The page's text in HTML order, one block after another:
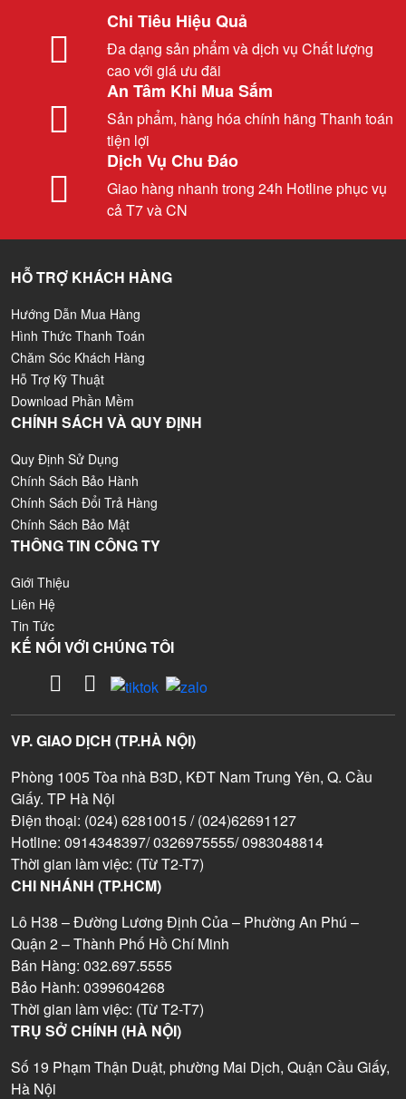
Chi Tiêu Hiệu Quả
Đa dạng sản phẩm và dịch vụ Chất lượng
cao với giá ưu đãi
An Tâm Khi Mua Sắm
Sản phẩm, hàng hóa chính hãng Thanh toán
tiện lợi
Dịch Vụ Chu Đáo
Giao hàng nhanh trong 24h Hotline phục vụ
cả T7 và CN
HỖ TRỢ KHÁCH HÀNG
Hướng Dẫn Mua Hàng
Hình Thức Thanh Toán
Chăm Sóc Khách Hàng
Hỗ Trợ Kỹ Thuật
Download Phần Mềm
CHÍNH SÁCH VÀ QUY ĐỊNH
Quy Định Sử Dụng
Chính Sách Bảo Hành
Chính Sách Đổi Trả Hàng
Chính Sách Bảo Mật
THÔNG TIN CÔNG TY
Giới Thiệu
Liên Hệ
Tin Tức
KẾ NỐI VỚI CHÚNG TÔI
VP. GIAO DỊCH (TP.HÀ NỘI)
Phòng 1005 Tòa nhà B3D, KĐT Nam Trung Yên, Q. Cầu
Giấy. TP Hà Nội
Điện thoại: (024) 62810015 / (024)62691127
Hotline: 0914348397/ 0326975555/ 0983048814
Thời gian làm việc: (Từ T2-T7)
CHI NHÁNH (TP.HCM)
Lô H38 – Đường Lương Định Của – Phường An Phú –
Quận 2 – Thành Phố Hồ Chí Minh
Bán Hàng: 032.697.5555
Bảo Hành: 0399604268
Thời gian làm việc: (Từ T2-T7)
TRỤ SỞ CHÍNH (HÀ NỘI)
Số 19 Phạm Thận Duật, phường Mai Dịch, Quận Cầu Giấy,
Hà Nội